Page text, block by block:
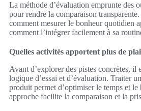
La méthode d’évaluation emprunte des
pour rendre la comparaison
comment mesurer le bonheur quotidien
comment l’intégrer facilement à sa
Quelles activités apportent plus de
Avant d’explorer des pistes concrètes, il
logique d’essai et d’évaluation. Traiter
produit permet d’optimiser le temps et
approche facilite la comparaison et la